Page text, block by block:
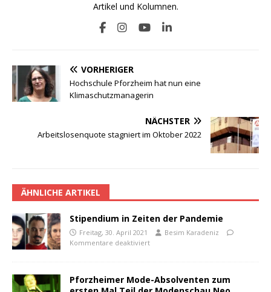
Artikel und Kolumnen.
VORHERIGER
Hochschule Pforzheim hat nun eine
Klimaschutzmanagerin
NÄCHSTER
Arbeitslosenquote stagniert im Oktober 2022
ÄHNLICHE ARTIKEL
Stipendium in Zeiten der Pandemie
Freitag, 30. April 2021
Besim Karadeniz
Kommentare deaktiviert
Pforzheimer Mode-Absolventen zum